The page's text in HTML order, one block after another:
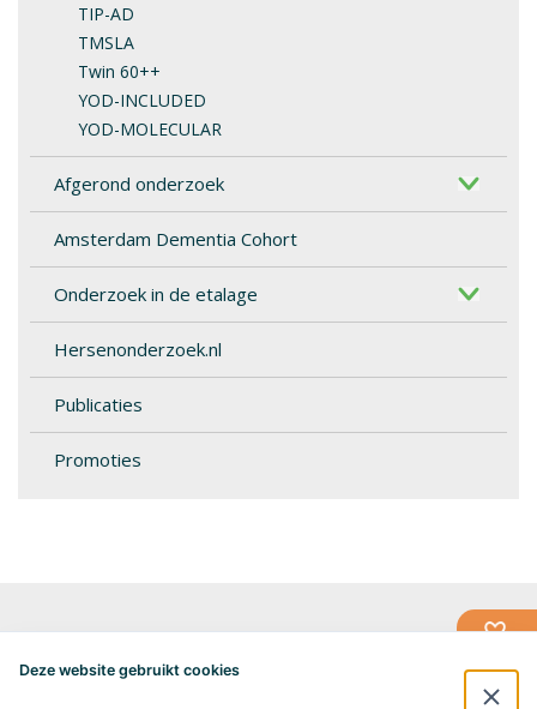
TIP-AD
TMSLA
Twin 60++
YOD-INCLUDED
YOD-MOLECULAR
Afgerond onderzoek
Amsterdam Dementia Cohort
Onderzoek in de etalage
Hersenonderzoek.nl
Publicaties
Promoties
Postbus 7057
Deze website gebruikt cookies